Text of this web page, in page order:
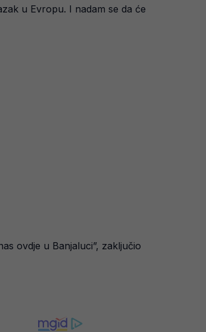
u Evropu. I nadam se da će
ovdje u Banjaluci”, zaključio